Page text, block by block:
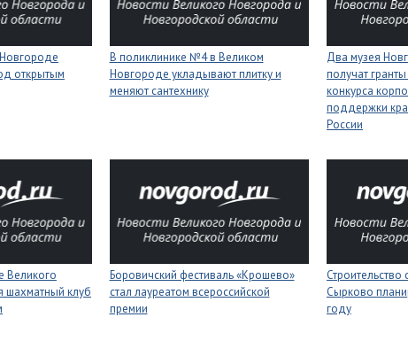
открытым
В поликлинике №4 в Великом
Новгороде укладывают плитку и
меняют сантехнику
Два музея
получат
конкурса
поддержки
России
Великого
шахматный клуб
Боровичский фестиваль «Крошево»
стал лауреатом всероссийской
премии
Сырково
году